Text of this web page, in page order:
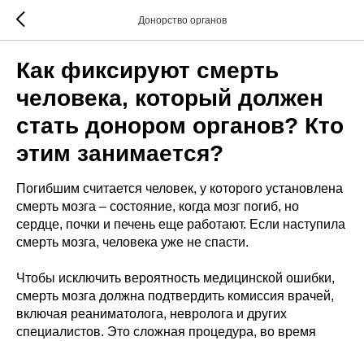
Донорство органов
Как фиксируют смерть
человека, который должен
стать донором органов? Кто
этим занимается?
Погибшим считается человек, у которого установлена
смерть мозга – состояние, когда мозг погиб, но
сердце, почки и печень еще работают. Если наступила
смерть мозга, человека уже не спасти.
Чтобы исключить вероятность медицинской ошибки,
смерть мозга должна подтвердить комиссия врачей,
включая реаниматолога, невролога и других
специалистов. Это сложная процедура, во время